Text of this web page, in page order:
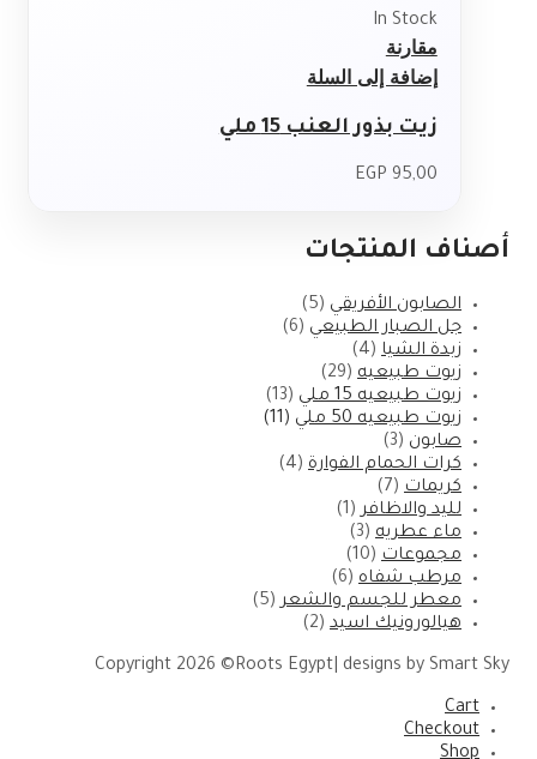
In Stock
مقارنة
إضافة إلى السلة
زيت بذور العنب 15 ملي
EGP 95,00
أصناف المنتجات
الصابون الأفريقي (5)
جل الصبار الطبيعي (6)
زبدة الشيا (4)
زيوت طبيعيه (29)
زيوت طبيعيه 15 ملي
(13)
زيوت طبيعيه 50 ملي
(11)
صابون (3)
كرات الحمام الفوارة (4)
كريمات (7)
لليد والاظافر (1)
ماء عطريه (3)
مجموعات (10)
مرطب شفاه (6)
معطر للجسم والشعر (5)
هيالورونيك اسيد (2)
Copyright 2026 ©Roots Egypt| designs by Smart Sky
Cart
Checkout
Shop